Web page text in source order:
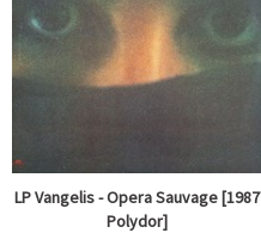
LP Vangelis - Opera Sauvage [1987
Polydor]